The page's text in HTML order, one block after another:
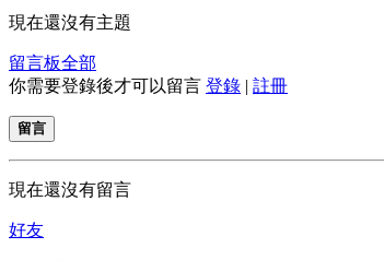
現在還沒有主題
留言板全部
你需要登錄後才可以留言 登錄 | 註冊
留言
現在還沒有留言
好友